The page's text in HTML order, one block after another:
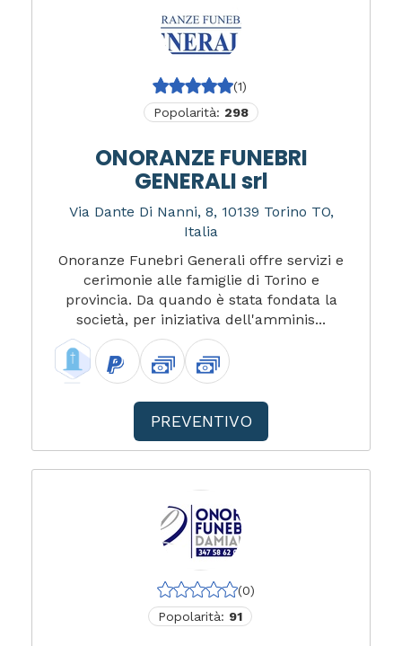
(1)
Popolarità: 298
ONORANZE FUNEBRI
GENERALI srl
Via Dante Di Nanni, 8, 10139 Torino TO,
Italia
Onoranze Funebri Generali offre servizi e
cerimonie alle famiglie di Torino e
provincia. Da quando è stata fondata la
società, per iniziativa dell'amminis...
PREVENTIVO
(0)
Popolarità: 91